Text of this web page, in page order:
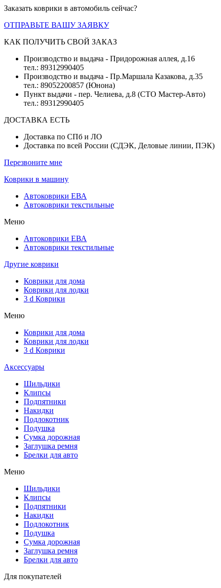
Заказать коврики в автомобиль сейчас?
ОТПРАВЬТЕ ВАШУ ЗАЯВКУ
КАК ПОЛУЧИТЬ СВОЙ ЗАКАЗ
Производство и выдача - Придорожная аллея, д.16
тел.: 89312990405
Производство и выдача - Пр.Маршала Казакова, д.35
тел.: 89052200857 (Юнона)
Пункт выдачи - пер. Челиева, д.8 (СТО Мастер-Авто)
тел.: 89312990405
ДОСТАВКА ЕСТЬ
Доставка по СПб и ЛО
Доставка по всей России (СДЭК, Деловые линии, ПЭК)
Перезвоните мне
Коврики в машину
Автоковрики ЕВА
Автоковрики текстильные
Меню
Автоковрики ЕВА
Автоковрики текстильные
Другие коврики
Коврики для дома
Коврики для лодки
3 d Коврики
Меню
Коврики для дома
Коврики для лодки
3 d Коврики
Аксессуары
Шильдики
Клипсы
Подпятники
Накидки
Подлокотник
Подушка
Сумка дорожная
Заглушка ремня
Брелки для авто
Меню
Шильдики
Клипсы
Подпятники
Накидки
Подлокотник
Подушка
Сумка дорожная
Заглушка ремня
Брелки для авто
Для покупателей